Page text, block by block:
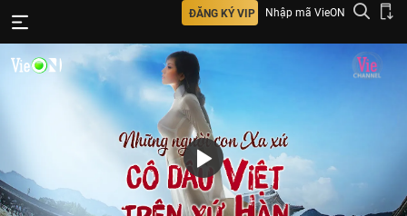
ĐĂNG KÝ VIP Nhập mã VieON